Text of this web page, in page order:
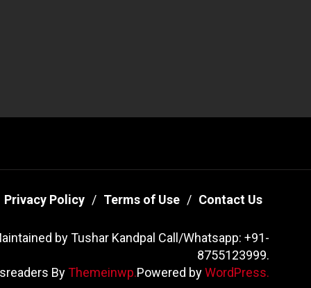
Privacy Policy Terms of Use Contact Us
by Tushar Kandpal Call/Whatsapp: +91-
8755123999.
By Themeinwp.Powered byWordPress.